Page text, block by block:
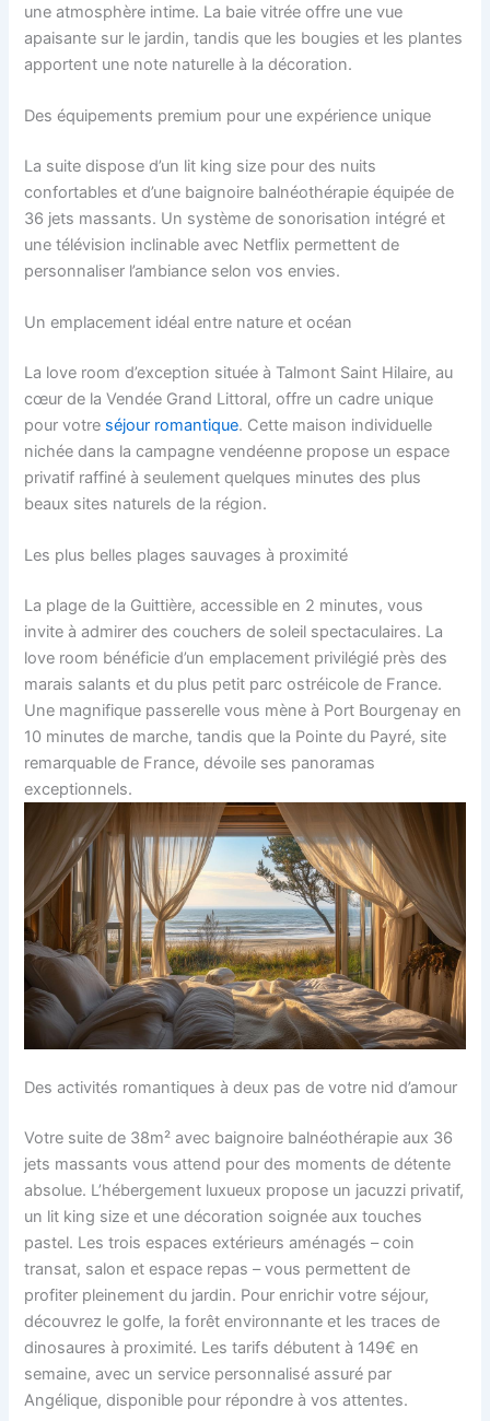
une atmosphère intime. La baie vitrée offre une vue
apaisante sur le jardin, tandis que les bougies et les plantes
apportent une note naturelle à la décoration.
Des équipements premium pour une expérience unique
La suite dispose d’un lit king size pour des nuits
confortables et d’une baignoire balnéothérapie équipée de
36 jets massants. Un système de sonorisation intégré et
une télévision inclinable avec Netflix permettent de
personnaliser l’ambiance selon vos envies.
Un emplacement idéal entre nature et océan
La love room d’exception située à Talmont Saint Hilaire, au
cœur de la Vendée Grand Littoral, offre un cadre unique
pour votre séjour romantique. Cette maison individuelle
nichée dans la campagne vendéenne propose un espace
privatif raffiné à seulement quelques minutes des plus
beaux sites naturels de la région.
Les plus belles plages sauvages à proximité
La plage de la Guittière, accessible en 2 minutes, vous
invite à admirer des couchers de soleil spectaculaires. La
love room bénéficie d’un emplacement privilégié près des
marais salants et du plus petit parc ostréicole de France.
Une magnifique passerelle vous mène à Port Bourgenay en
10 minutes de marche, tandis que la Pointe du Payré, site
remarquable de France, dévoile ses panoramas
exceptionnels.
Des activités romantiques à deux pas de votre nid d’amour
Votre suite de 38m² avec baignoire balnéothérapie aux 36
jets massants vous attend pour des moments de détente
absolue. L’hébergement luxueux propose un jacuzzi privatif,
un lit king size et une décoration soignée aux touches
pastel. Les trois espaces extérieurs aménagés – coin
transat, salon et espace repas – vous permettent de
profiter pleinement du jardin. Pour enrichir votre séjour,
découvrez le golfe, la forêt environnante et les traces de
dinosaures à proximité. Les tarifs débutent à 149€ en
semaine, avec un service personnalisé assuré par
Angélique, disponible pour répondre à vos attentes.